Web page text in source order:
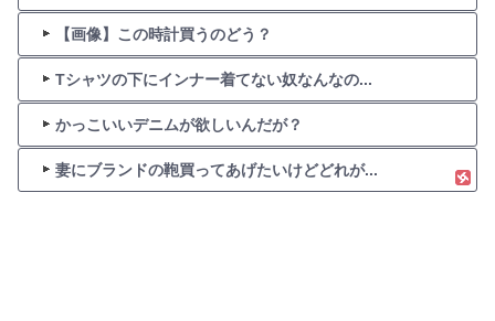
【画像】この時計買うのどう？
Tシャツの下にインナー着てない奴なんなの...
かっこいいデニムが欲しいんだが？
妻にブランドの鞄買ってあげたいけどどれが...